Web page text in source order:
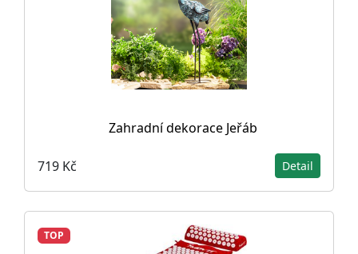
Zahradní dekorace Jeřáb
719 Kč Detail
TOP